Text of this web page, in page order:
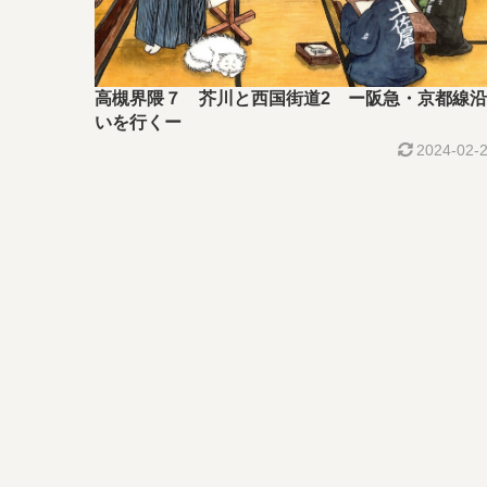
高槻界隈７ 芥川と西国街道2 ー阪急・京都線沿
いを行くー
2024-02-